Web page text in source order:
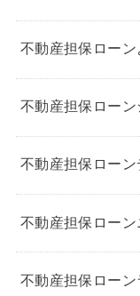
不動産担保ロー
不動産担保ロー
不動産担保ローン
不動産担保ロー
不動産担保ロー